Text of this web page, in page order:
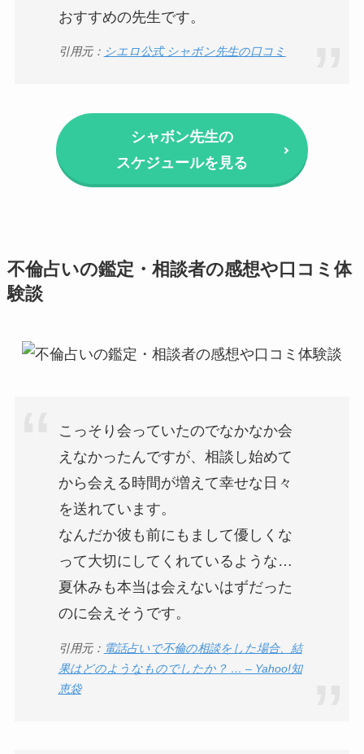
おすすめの先生です。
引用元： シエロ公式 シャボン先生の口コミ
シャボン先生の
スケジュールを見る
不倫占いの鑑定・相談者の感想や口コミ体
験談
こっそり会っていたのでなかなか会
えなかったんですが、相談し始めて
から会える時間が増えて幸せな日々
を送れています。
なんだか彼も前にもまして優しくな
って大切にしてくれているような…
夏休みも本当は会えないはずだった
のに会えそうです。
引用元： 電話占いで不倫の相談をした場合、結
果はどのようなものでしたか？ … – Yahoo!知
恵袋